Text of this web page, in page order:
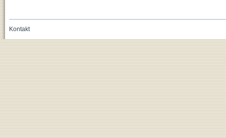
Kontakt